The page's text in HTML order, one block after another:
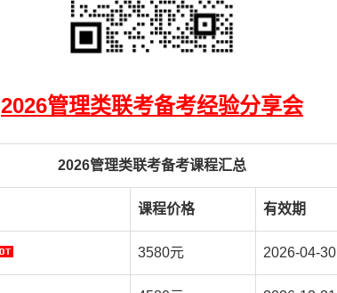
2026管理类联考备考经验分享会
2026管理类联考备考课程汇总
课程价格 有效期
3580元 2026-04-30